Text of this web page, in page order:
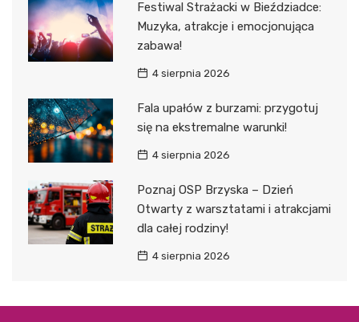
Festiwal Strażacki w Bieździadce:
Muzyka, atrakcje i emocjonująca
zabawa!
4 sierpnia 2026
Fala upałów z burzami: przygotuj
się na ekstremalne warunki!
4 sierpnia 2026
Poznaj OSP Brzyska – Dzień
Otwarty z warsztatami i atrakcjami
dla całej rodziny!
4 sierpnia 2026